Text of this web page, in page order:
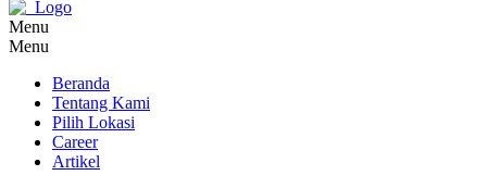
Menu
Menu
Beranda
Tentang Kami
Pilih Lokasi
Career
Artikel